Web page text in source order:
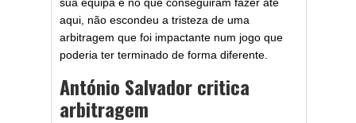
aqui, não escondeu a tristeza de uma
arbitragem que foi impactante num jogo que
poderia ter terminado de forma diferente.
António Salvador critica
arbitragem